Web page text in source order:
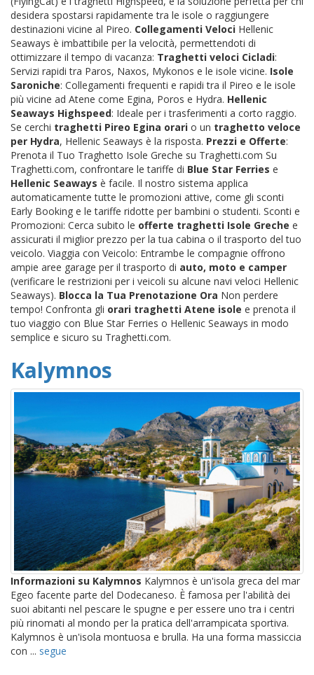
desidera spostarsi rapidamente tra le isole o raggiungere
destinazioni vicine al Pireo. Collegamenti Veloci Hellenic
Seaways è imbattibile per la velocità, permettendoti di
ottimizzare il tempo di vacanza: Traghetti veloci Cicladi:
Servizi rapidi tra Paros, Naxos, Mykonos e le isole vicine. Isole
Saroniche: Collegamenti frequenti e rapidi tra il Pireo e le isole
più vicine ad Atene come Egina, Poros e Hydra. Hellenic
Seaways Highspeed: Ideale per i trasferimenti a corto raggio.
Se cerchi traghetti Pireo Egina orari o un traghetto veloce
per Hydra, Hellenic Seaways è la risposta. Prezzi e Offerte:
Prenota il Tuo Traghetto Isole Greche su Traghetti.com Su
Traghetti.com, confrontare le tariffe di Blue Star Ferries e
Hellenic Seaways è facile. Il nostro sistema applica
automaticamente tutte le promozioni attive, come gli sconti
Early Booking e le tariffe ridotte per bambini o studenti. Sconti e
Promozioni: Cerca subito le offerte traghetti Isole Greche e
assicurati il miglior prezzo per la tua cabina o il trasporto del tuo
veicolo. Viaggia con Veicolo: Entrambe le compagnie offrono
ampie aree garage per il trasporto di auto, moto e camper
(verificare le restrizioni per i veicoli su alcune navi veloci Hellenic
Seaways). Blocca la Tua Prenotazione Ora Non perdere
tempo! Confronta gli orari traghetti Atene isole e prenota il
tuo viaggio con Blue Star Ferries o Hellenic Seaways in modo
semplice e sicuro su Traghetti.com.
Kalymnos
Informazioni su Kalymnos Kalymnos è un'isola greca del mar
Egeo facente parte del Dodecaneso. È famosa per l'abilità dei
suoi abitanti nel pescare le spugne e per essere uno tra i centri
più rinomati al mondo per la pratica dell'arrampicata sportiva.
Kalymnos è un'isola montuosa e brulla. Ha una forma massiccia
con ... segue